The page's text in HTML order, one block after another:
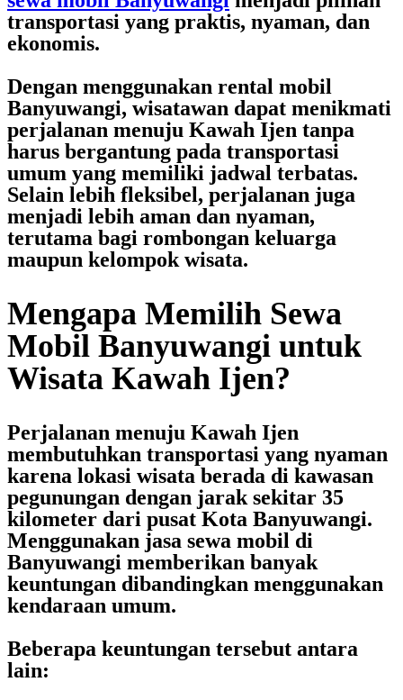
transportasi yang praktis, nyaman, dan
ekonomis.
Dengan menggunakan rental mobil
Banyuwangi, wisatawan dapat menikmati
perjalanan menuju Kawah Ijen tanpa
harus bergantung pada transportasi
umum yang memiliki jadwal terbatas.
Selain lebih fleksibel, perjalanan juga
menjadi lebih aman dan nyaman,
terutama bagi rombongan keluarga
maupun kelompok wisata.
Mengapa Memilih Sewa
Mobil Banyuwangi untuk
Wisata Kawah Ijen?
Perjalanan menuju Kawah Ijen
membutuhkan transportasi yang nyaman
karena lokasi wisata berada di kawasan
pegunungan dengan jarak sekitar 35
kilometer dari pusat Kota Banyuwangi.
Menggunakan jasa sewa mobil di
Banyuwangi memberikan banyak
keuntungan dibandingkan menggunakan
kendaraan umum.
Beberapa keuntungan tersebut antara
lain: